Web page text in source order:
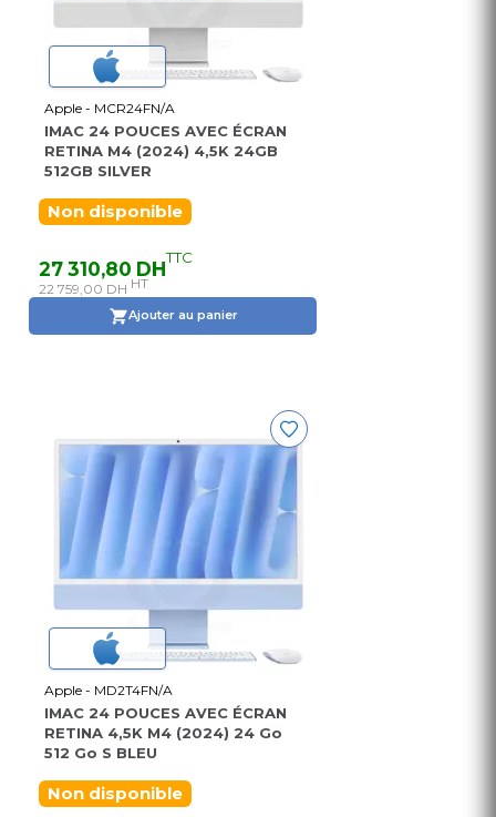
Apple - MCR24FN/A
IMAC 24 POUCES AVEC ÉCRAN
RETINA M4 (2024) 4,5K 24GB
512GB SILVER
Non disponible
27 310,80 DHTTC
22 759,00 DH HT
Ajouter au panier
Apple - MD2T4FN/A
IMAC 24 POUCES AVEC ÉCRAN
RETINA 4,5K M4 (2024) 24 Go
512 Go S BLEU
Non disponible